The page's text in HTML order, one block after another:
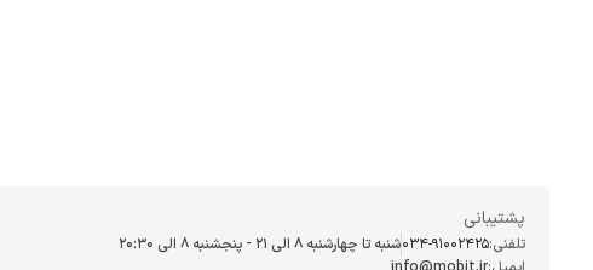
پشتیبانی
تلفنی:034-91002425شنبه تا چهارشنبه ۸ الی ۲۱ - پنجشنبه 8 الی ۲۰:۳۰